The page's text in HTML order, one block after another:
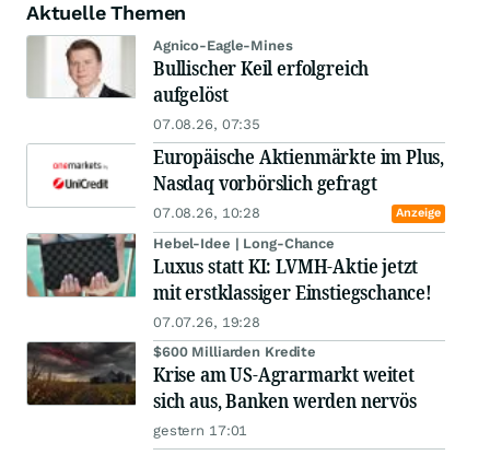
Aktuelle Themen
Agnico-Eagle-Mines
Bullischer Keil erfolgreich
aufgelöst
07.08.26, 07:35
Europäische Aktienmärkte im Plus,
Nasdaq vorbörslich gefragt
07.08.26, 10:28 Anzeige
Hebel-Idee | Long-Chance
Luxus statt KI: LVMH-Aktie jetzt
mit erstklassiger Einstiegschance!
07.07.26, 19:28
$600 Milliarden Kredite
Krise am US-Agrarmarkt weitet
sich aus, Banken werden nervös
gestern 17:01